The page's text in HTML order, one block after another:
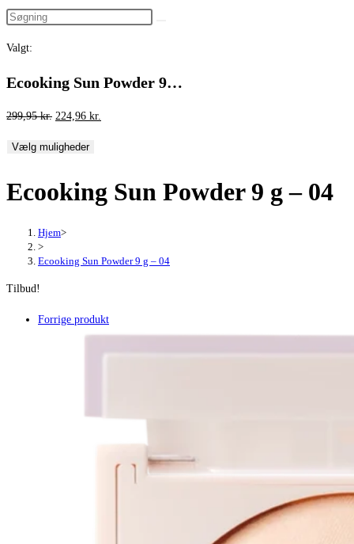
Valgt:
Ecooking Sun Powder 9…
299,95kr. Den
pris
299,95 kr..
224,96 kr.
224,96 kr..
Vælg muligheder
Ecooking Sun Powder 9 g – 04
Hjem>
>
Ecooking Sun Powder 9 g – 04
Tilbud!
Forrige produkt